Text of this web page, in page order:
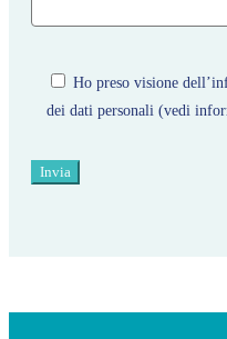
Ho preso visione
dei dati personali (vedi